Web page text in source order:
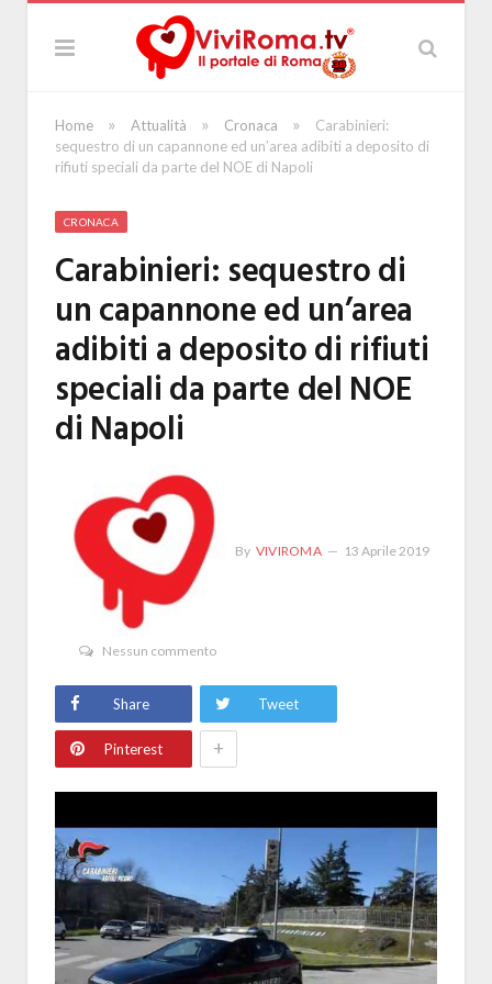
Home » Attualità » Cronaca »
Carabinieri:
sequestro di un capannone ed un’area adibiti a deposito di
rifiuti speciali da parte del NOE di Napoli
CRONACA
Carabinieri: sequestro di
un capannone ed un’area
adibiti a deposito di rifiuti
speciali da parte del NOE
di Napoli
By VIVIROMA 13 Aprile 2019
Nessun commento
Share Tweet
Pinterest +